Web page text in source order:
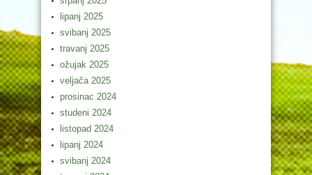
lipanj 2025
svibanj 2025
travanj 2025
ožujak 2025
veljača 2025
prosinac 2024
studeni 2024
listopad 2024
lipanj 2024
svibanj 2024